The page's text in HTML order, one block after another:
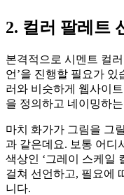
2. 컬러 팔레트
본격적으로 시멘트 컬
언’을 진행할 필요가
러와 비슷하게 웹사이
을 정의하고 네이밍하
마치 화가가 그림을 그
과 같은데요. 보통 어디
색상인 ‘그레이 스케일
걸쳐 선언하고, 필요에
니다.